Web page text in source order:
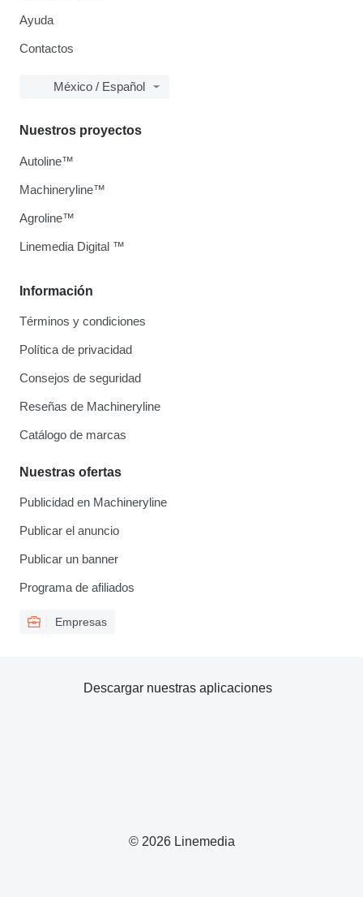
Ayuda
Contactos
México / Español
Información
Términos y condiciones
Política de privacidad
Consejos de seguridad
Reseñas de Machineryline
Catálogo de marcas
Nuestras ofertas
Publicidad en Machineryline
Publicar el anuncio
Publicar un banner
Programa de afiliados
Empresas
Nuestros proyectos
Autoline™
Machineryline™
Agroline™
Linemedia Digital ™
© 2026 Linemedia
Descargar nuestras aplicaciones